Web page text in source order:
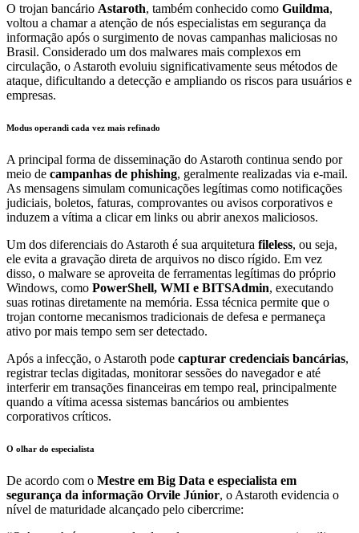
O trojan bancário Astaroth, também conhecido como Guildma,
voltou a chamar a atenção de nós especialistas em segurança da
informação após o surgimento de novas campanhas maliciosas no
Brasil. Considerado um dos malwares mais complexos em
circulação, o Astaroth evoluiu significativamente seus métodos de
ataque, dificultando a detecção e ampliando os riscos para usuários e
empresas.
Modus operandi cada vez mais refinado
A principal forma de disseminação do Astaroth continua sendo por
meio de campanhas de phishing, geralmente realizadas via e-mail.
As mensagens simulam comunicações legítimas como notificações
judiciais, boletos, faturas, comprovantes ou avisos corporativos e
induzem a vítima a clicar em links ou abrir anexos maliciosos.
Um dos diferenciais do Astaroth é sua arquitetura fileless, ou seja,
ele evita a gravação direta de arquivos no disco rígido. Em vez
disso, o malware se aproveita de ferramentas legítimas do próprio
Windows, como PowerShell, WMI e BITSAdmin, executando
suas rotinas diretamente na memória. Essa técnica permite que o
trojan contorne mecanismos tradicionais de defesa e permaneça
ativo por mais tempo sem ser detectado.
Após a infecção, o Astaroth pode capturar credenciais bancárias,
registrar teclas digitadas, monitorar sessões do navegador e até
interferir em transações financeiras em tempo real, principalmente
quando a vítima acessa sistemas bancários ou ambientes
corporativos críticos.
O olhar do especialista
De acordo com o Mestre em Big Data e especialista em
segurança da informação Orvile Júnior, o Astaroth evidencia o
nível de maturidade alcançado pelo cibercrime: